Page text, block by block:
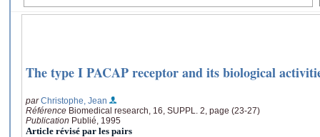
The type I PACAP receptor and its biological
parChristophe, Jean
Référence Biomedical research, 16, SUPPL. 2, page (23-27)
Publication Publié, 1995
Article révisé par les pairs